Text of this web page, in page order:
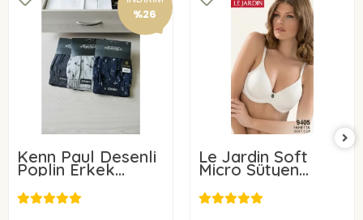
%26
Kenn Paul Desenli
Poplin Erkek
Boxer 6 Adet
Le Jardin Soft
Micro Sütyen
9405-C
24,00 USD